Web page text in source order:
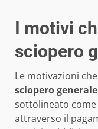
I motivi
sciopero
Le motivazioni
sciopero generale
sottolineato
attraverso il